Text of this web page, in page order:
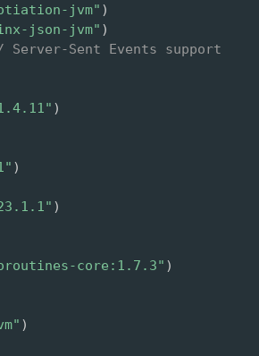
jvm" )
json-jvm" )
Server-Sent Events support
)
)
)
core:1.7.3" )
)